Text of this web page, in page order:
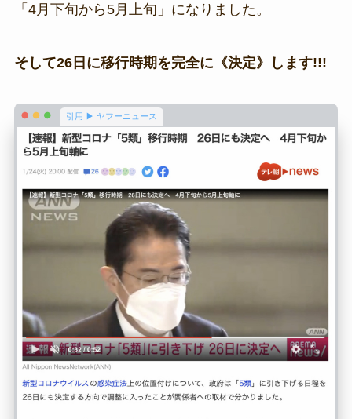
「4月下旬から5月上旬」になりました。
そして26日に移行時期を完全に《決定》します!!!
引用 ▶ ヤフーニュース